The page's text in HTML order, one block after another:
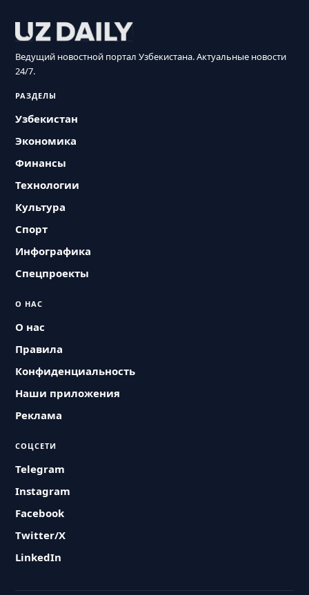
Ведущий новостной портал Узбекистана. Актуальные новости
24/7.
РАЗДЕЛЫ
Узбекистан
Экономика
Финансы
Технологии
Культура
Спорт
Инфографика
Спецпроекты
О НАС
О нас
Правила
Конфиденциальность
Наши приложения
Реклама
СОЦСЕТИ
Telegram
Instagram
Facebook
Twitter/X
LinkedIn